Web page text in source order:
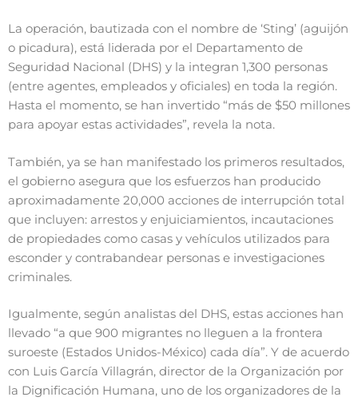
La operación, bautizada con el nombre de ‘Sting’ (aguijón
o picadura), está liderada por el Departamento de
Seguridad Nacional (DHS) y la integran 1,300 personas
(entre agentes, empleados y oficiales) en toda la región.
Hasta el momento, se han invertido “más de $50 millones
para apoyar estas actividades”, revela la nota.
También, ya se han manifestado los primeros resultados,
el gobierno asegura que los esfuerzos han producido
aproximadamente 20,000 acciones de interrupción total
que incluyen: arrestos y enjuiciamientos, incautaciones
de propiedades como casas y vehículos utilizados para
esconder y contrabandear personas e investigaciones
criminales.
Igualmente, según analistas del DHS, estas acciones han
llevado “a que 900 migrantes no lleguen a la frontera
suroeste (Estados Unidos-México) cada día”. Y de acuerdo
con Luis García Villagrán, director de la Organización por
la Dignificación Humana, uno de los organizadores de la